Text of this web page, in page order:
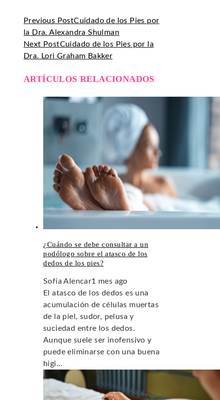
Previous PostCuidado de los Pies por
la Dra. Alexandra Shulman
Next PostCuidado de los Pies por la
Dra. Lori Graham Bakker
ARTÍCULOS RELACIONADOS
¿Cuándo se debe consultar a un
podólogo sobre el atasco de los
dedos de los pies?
Sofía Alencar1 mes ago
El atasco de los dedos es una
acumulación de células muertas
de la piel, sudor, pelusa y
suciedad entre los dedos.
Aunque suele ser inofensivo y
puede eliminarse con una buena
higi...